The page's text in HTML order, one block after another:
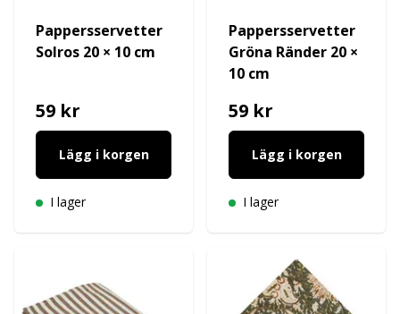
Pappersservetter
Solros 20 × 10 cm
59 kr
Lägg i korgen
I lager
Pappersservetter
Gröna Ränder 20 ×
10 cm
59 kr
Lägg i korgen
I lager